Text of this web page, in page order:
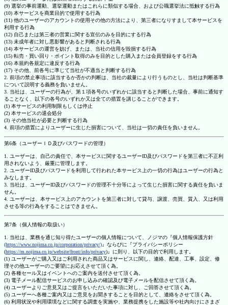
(9) 選挙の事前運動、選挙運動またはこれらに類似する場合、および公職選挙法に抵触する行為
(10) 本サービスを商業目的で使用する行為
(11) 他のユーザーのアカウントの使用その他の方法により、第三者になりすまして本サービスを
利用する行為
(12) 自己または第三者の営業に関する宣伝のみを目的にする行為
(13) 未成年者に対し悪影響があると判断される行為
(14) 本サービスの運営を妨げ、または、当社の信用を毀損する行為
(15) 転売・買い回り・ポイント取得のみを目的とした購入または会員登録をする行為
(16) 本規約各規定に違反する行為
(17) その他、前各号に準じて当社が不適当と判断する行為
2. 前項の禁止事項に該当するか否かの判断は、当社の裁量により行うものとし、当社は判断基準
について説明する義務を負いません。
3. 当社は、ユーザーの行為が、第１項各号のいずれかに該当すると判断した場合、事前に通知す
ることなく、以下の各号のいずれか又は全ての措置を講じることができます。
(1) 本サービスの利用制限もしくは停止
(2) 本サービスの退会処分
(3) その他当社が必要と判断する行為
4. 前項の措置によりユーザーに生じた損害について、当社は一切の責任を負いません。
第6条（ユーザーＩＤ及びパスワードの管理）
1. ユーザーは、自己の責任で、本サービスに関するユーザーID及びパスワードを第三者に不正利
用されないよう、厳重に管理します。
2. ユーザーID及びパスワードを利用して行われた本サービス上の一切の行為はユーザーの行為と
みなします。
3. 当社は、ユーザーID及びパスワードの管理不十分等によって生じた損害に関する責任を負いま
せん。
4. ユーザーは、本サービス上のアカウントを第三者に対して貸与、譲渡、売買、質入、又は利用
させる等の行為をすることはできません。
第7条（個人情報の取扱い）
1. 当社は、業務を通じ知り得たユーザーの個人情報について、ノジマの『個人情報保護方針
(https://www.nojima.co.jp/corporation/privacy/)』ならびに『プライバシーポリシー
(https://m.nojima.co.jp/website/front/info/privacy)』に則り、以下の目的で利用します。
(1) ユーザーがご購入又はご利用された商品又はサービスに関し、連絡、配達、工事、設定、修
理その他ユーザーのご要望にお応えさせて頂く為。
(2) 各種セール又はイベントへのご案内を送付させて頂く為。
(3) 電子メール配信サービスのお申し込みの確認及び電子メールを配信させて頂く為。
(4) ユーザーよりご意見又はご提言をいただいた事項に対し、ご回答させて頂く為。
(5) ユーザーへ各種ご案内又はご意見をお聞きすることを目的として、連絡をさせて頂く為。
(6) 利用状況や利用環境などに関する調査を実施や、業務提携をした施設等や社内向けにさまざ